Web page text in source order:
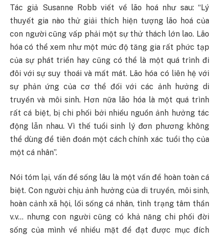
Tác giả Susanne Robb viết về lão hoá như sau: “Lý
thuyết gia nào thử giải thích hiện tượng lão hoá của
con người cũng vấp phải một sự thử thách lớn lao. Lão
hóa có thể xem như một mức độ tăng gia rất phức tạp
của sự phát triển hay cũng có thể là một quá trình đi
đôi với sự suy thoái và mất mát. Lão hóa có liên hệ với
sự phản ứng của cơ thể đối với các ảnh hưởng di
truyền và môi sinh. Hơn nữa lão hóa là một quá trình
rất cá biệt, bị chi phối bởi nhiều nguồn ảnh hưởng tác
động lẫn nhau. Vì thế tuổi sinh lý đơn phương không
thể dùng để tiên đoán một cách chính xác tuổi thọ của
một cá nhân”.
Nói tóm lại, vấn đề sống lâu là một vấn đề hoàn toàn cá
biệt. Con người chịu ảnh hưởng của di truyền, môi sinh,
hoàn cảnh xã hội, lối sống cá nhân, tình trạng tâm thần
v.v… nhưng con người cũng có khả năng chi phối đời
sống của mình về nhiều mặt để đạt được mục đích